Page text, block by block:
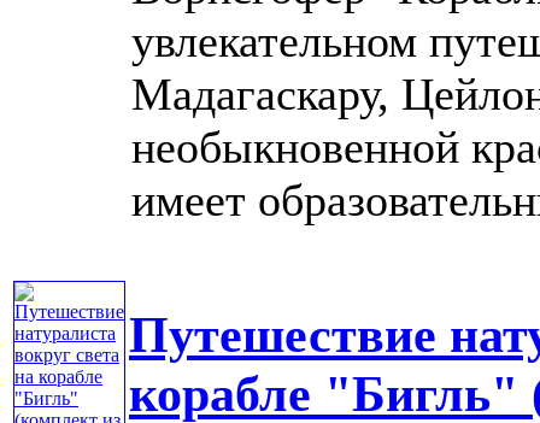
увлекательном
Мадагаскару,
необыкновенной
имеет
Путешествие
корабле "Бигль"